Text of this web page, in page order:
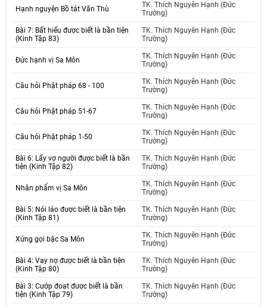
Hạnh nguyện Bồ tát Văn Thù
TK. Thích Nguyên Hạnh (Đức
Trường)
Bài 7: Bất hiếu được biết là bần tiện
(Kinh Tập 83)
TK. Thích Nguyên Hạnh (Đức
Trường)
Đức hạnh vị Sa Môn
TK. Thích Nguyên Hạnh (Đức
Trường)
Câu hỏi Phật pháp 68 - 100
TK. Thích Nguyên Hạnh (Đức
Trường)
Câu hỏi Phật pháp 51-67
TK. Thích Nguyên Hạnh (Đức
Trường)
Câu hỏi Phật pháp 1-50
TK. Thích Nguyên Hạnh (Đức
Trường)
Bài 6: Lấy vợ người được biết là bần
tiện (Kinh Tập 82)
TK. Thích Nguyên Hạnh (Đức
Trường)
Nhân phẩm vị Sa Môn
TK. Thích Nguyên Hạnh (Đức
Trường)
Bài 5: Nói láo được biết là bần tiện
(Kinh Tập 81)
TK. Thích Nguyên Hạnh (Đức
Trường)
Xứng gọi bậc Sa Môn
TK. Thích Nguyên Hạnh (Đức
Trường)
Bài 4: Vay nợ được biết là bần tiện
(Kinh Tập 80)
TK. Thích Nguyên Hạnh (Đức
Trường)
Bài 3: Cướp đoạt được biết là bần
tiện (Kinh Tập 79)
TK. Thích Nguyên Hạnh (Đức
Trường)